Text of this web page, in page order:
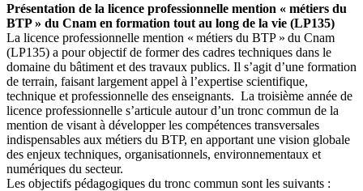
Présentation de la licence professionnelle mention « métiers du
BTP » du Cnam en formation tout au long de la vie (LP135)
La licence professionnelle mention « métiers du BTP » du Cnam
(LP135) a pour objectif de former des cadres techniques dans le
domaine du bâtiment et des travaux publics. Il s’agit d’une formation
de terrain, faisant largement appel à l’expertise scientifique,
technique et professionnelle des enseignants. La troisième année de
licence professionnelle s’articule autour d’un tronc commun de la
mention de visant à développer les compétences transversales
indispensables aux métiers du BTP, en apportant une vision globale
des enjeux techniques, organisationnels, environnementaux et
numériques du secteur.
Les objectifs pédagogiques du tronc commun sont les suivants :